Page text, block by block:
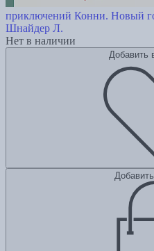
приключений Конни. Новый
Шнайдер Л.
Нет в наличии
Добавить